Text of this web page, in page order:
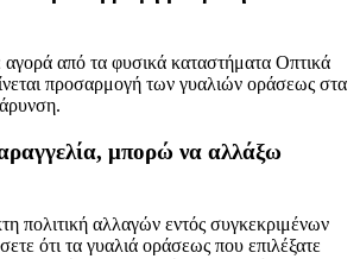
από τα φυσικά καταστήματα Οπτικά
προσαρμογή των γυαλιών οράσεως στα
μπορώ να αλλάξω
πολιτική αλλαγών εντός συγκεκριμένων
ότι τα γυαλιά οράσεως που επιλέξατε